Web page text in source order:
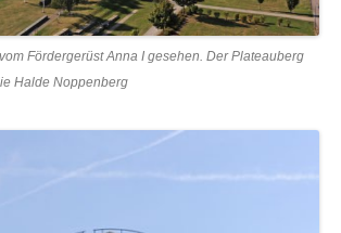
Fördergerüst Anna I gesehen. Der Plateauberg
Halde Noppenberg